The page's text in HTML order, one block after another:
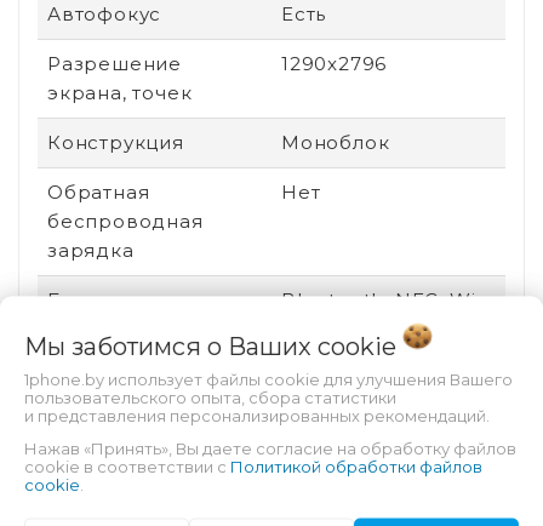
Автофокус Есть
Разрешение
экрана, точек
1290x2796
Конструкция Моноблок
Обратная
беспроводная
зарядка
Нет
Беспроводные
Bluetooth, NFC, Wi-
Цвет корпуса Синий
Версия ОС iOS 17
Платформа iOS
Мы заботимся о Ваших cookie
1phone.by использует файлы cookie для улучшения Вашего
пользовательского опыта, сбора статистики
и представления персонализированных рекомендаций.
Нажав «Принять», Вы даете согласие на обработку файлов
cookie в соответствии с Политикой обработки файлов
cookie